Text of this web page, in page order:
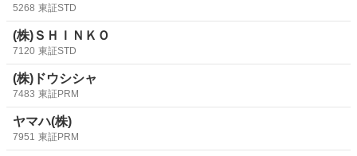
5268 東証STD
(株)ＳＨＩＮＫＯ
7120 東証STD
(株)ドウシシャ
7483 東証PRM
ヤマハ(株)
7951 東証PRM